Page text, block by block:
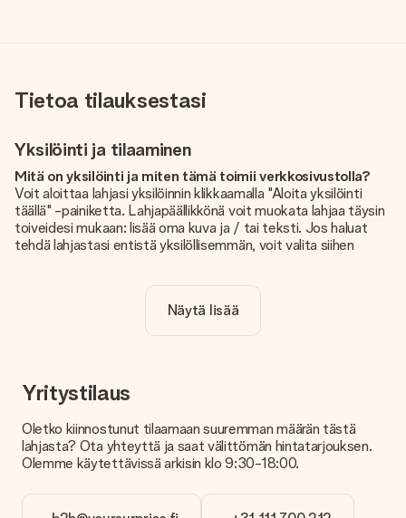
Tietoa tilauksestasi
Yksilöinti ja tilaaminen
Mitä on yksilöinti ja miten tämä toimii verkkosivustolla?
Voit aloittaa lahjasi yksilöinnin klikkaamalla "Aloita yksilöinti
täällä" -painiketta. Lahjapäällikkönä voit muokata lahjaa täysin
toiveidesi mukaan: lisää oma kuva ja / tai teksti. Jos haluat
tehdä lahjastasi entistä yksilöllisemmän, voit valita siihen
Sisältyykö yksilöinti hintaan?
Sivustolla näkyvä hinta sisältää lahjasi yksilöinnin. Hauskaa ja
Haluamme varmistaa, että olet täysin tyytyväinen lahjaasi.
Siksi on tärkeää käyttää korkealaatuisia valokuvia. Jos olet
asiakaspalvelutiimiimme ja liitä valokuva tilaamasi lahjan
mukana. He voivat sitten tarkistaa laadun puolestasi!
Voit ladata editoriin JPG- ja PNG-tiedostoja. Vai onko sinulla
Näytä lisää
Yritystilaus
Oletko kiinnostunut tilaamaan suuremman määrän tästä
lahjasta? Ota yhteyttä ja saat välittömän hintatarjouksen.
Olemme käytettävissä arkisin klo 9:30-18:00.